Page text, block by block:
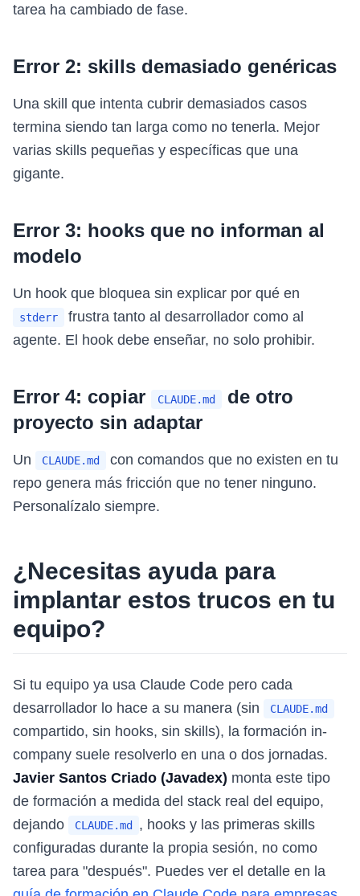
tarea ha cambiado de fase.
Error 2: skills demasiado genéricas
Una skill que intenta cubrir demasiados casos
termina siendo tan larga como no tenerla. Mejor
varias skills pequeñas y específicas que una
gigante.
Error 3: hooks que no informan al
modelo
Un hook que bloquea sin explicar por qué en
stderr
frustra tanto al desarrollador como al
agente. El hook debe enseñar, no solo prohibir.
Error 4: copiar CLAUDE.md
de otro
proyecto sin adaptar
Un CLAUDE.md
con comandos que no existen en tu
repo genera más fricción que no tener ninguno.
Personalízalo siempre.
¿Necesitas ayuda para
implantar estos trucos en tu
equipo?
Si tu equipo ya usa Claude Code pero cada
desarrollador lo hace a su manera (sin
CLAUDE.md
compartido, sin hooks, sin skills), la formación in-
company suele resolverlo en una o dos jornadas.
Javier Santos Criado (Javadex) monta este tipo
de formación a medida del stack real del equipo,
dejando
CLAUDE.md
, hooks y las primeras skills
configuradas durante la propia sesión, no como
tarea para "después". Puedes ver el detalle en la